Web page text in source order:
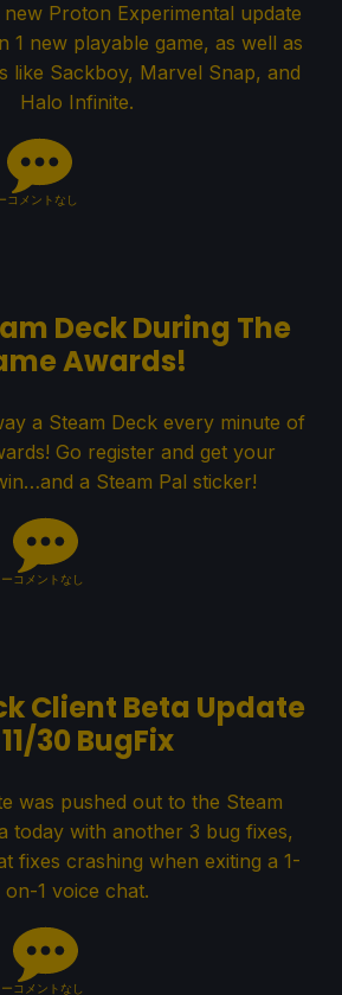
new Proton Experimental update
1 new playable game, as well as
like Sackboy, Marvel Snap, and
Halo Infinite.
コメントなし
Deck During The
Awards!
a Steam Deck every minute of
Go register and get your
a Steam Pal sticker!
コメントなし
Client Beta Update
30 BugFix
was pushed out to the Steam
today with another 3 bug fixes,
fixes crashing when exiting a 1-
on-1 voice chat.
コメントなし